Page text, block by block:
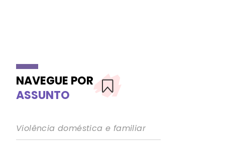
NAVEGUE POR
ASSUNTO
Violência doméstica e familiar